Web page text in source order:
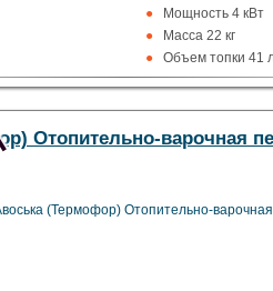
Мощность 4 кВт
Масса 22 кг
Объем топки 41
Отопительно-варочная
(Термофор) Отопительно-